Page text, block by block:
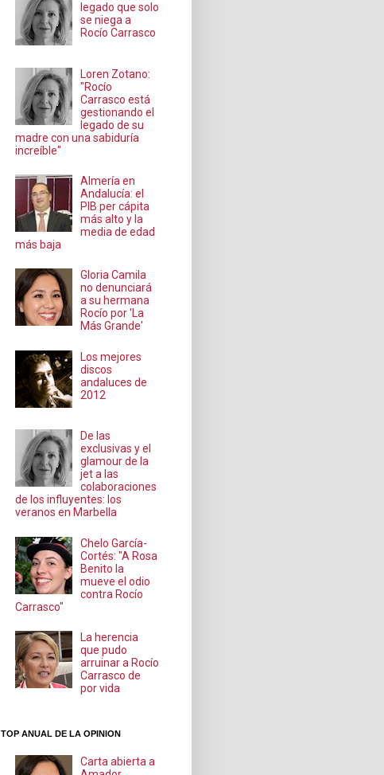
legado que solo
se niega a
Rocío Carrasco
Loren Zotano:
"Rocío
Carrasco está
gestionando el
legado de su
madre con una sabiduría
increíble"
Almería en
Andalucía: el
PIB per cápita
más alto y la
media de edad
más baja
Gloria Camila
no denunciará
a su hermana
Rocío por 'La
Más Grande'
Los mejores
discos
andaluces de
2012
De las
exclusivas y el
glamour de la
jet a las
colaboraciones
de los influyentes: los
veranos en Marbella
Chelo García-
Cortés: "A Rosa
Benito la
mueve el odio
contra Rocío
Carrasco"
La herencia
que pudo
arruinar a Rocío
Carrasco de
por vida
TOP ANUAL DE LA OPINION
Carta abierta a